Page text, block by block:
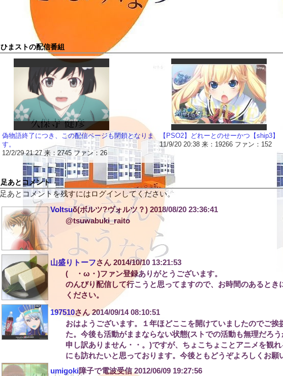
ひまストの配信番組
偽物語終了につき、この配信ページも閉鎖となりま
す。
12/2/29 21:27 来：2745 ファン：26
【PSO2】どれーとのせーかつ【ship3】
11/9/20 20:38 来：19266 ファン：152
足あとコメント
足あとコメントを残すにはログインしてください。
Voltsuδ(ボルツ?ヴォルツ？) 2018/08/20 23:36:41
@tsuwabuki_raito
山盛りトーフさん 2014/10/10 13:21:53
( ・ω・)ファン登録ありがとうございます。
のんびり配信して行こうと思ってますので、お時間のあるとき
ください。
197510さん 2014/09/14 08:10:51
おはようございます。１年ほどここを開けていましたのでご挨
た。今後も活動がままならない状態(ストでの活動も無理だろ
申し訳ありません・・。)ですが、ちょこちょことアニメを観れ
にも訪れたいと思っております。今後ともどうぞよろしくお願
umigoki障子で電波受信 2012/06/09 19:27:56